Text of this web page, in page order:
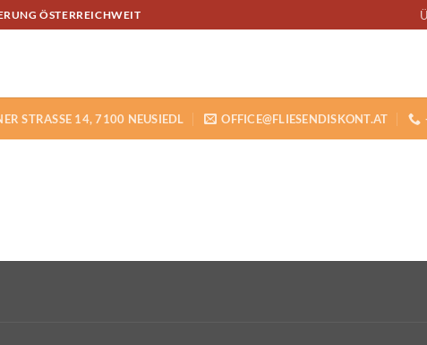
ÖSTERREICHWEIT
STRASSE 14, 7100 NEUSIEDL OFFICE@FLIESENDISKONT.AT